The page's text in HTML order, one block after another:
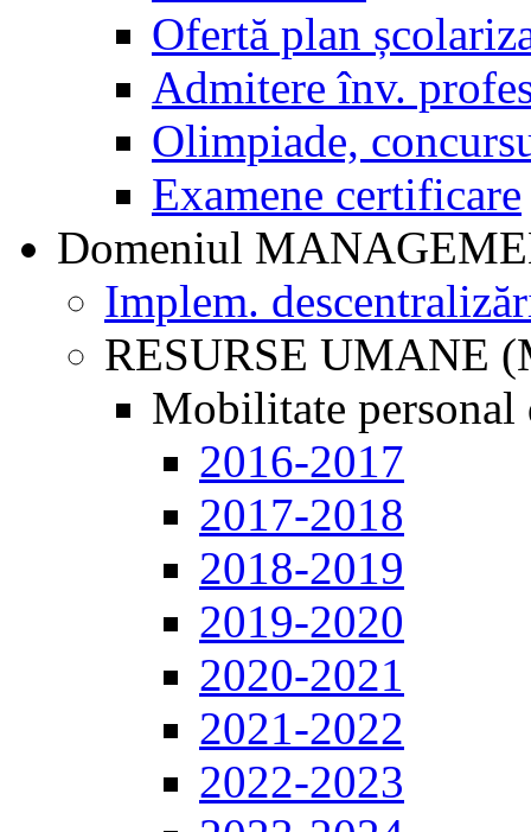
Ofertă plan
Admitere înv.
Olimpiade,
Examene certificare
Domeniul
Implem.
RESURSE UMANE
Mobilitate personal
2016-2017
2017-2018
2018-2019
2019-2020
2020-2021
2021-2022
2022-2023